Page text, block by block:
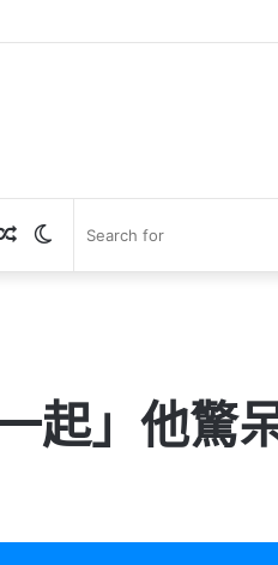
Switch
Random
起」他驚